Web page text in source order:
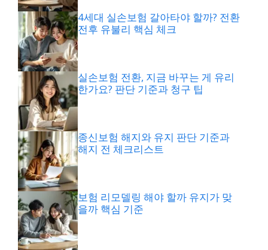
4세대 실손보험 갈아타야 할까? 전환
전후 유불리 핵심 체크
실손보험 전환, 지금 바꾸는 게 유리
한가요? 판단 기준과 청구 팁
종신보험 해지와 유지 판단 기준과
해지 전 체크리스트
보험 리모델링 해야 할까 유지가 맞
을까 핵심 기준